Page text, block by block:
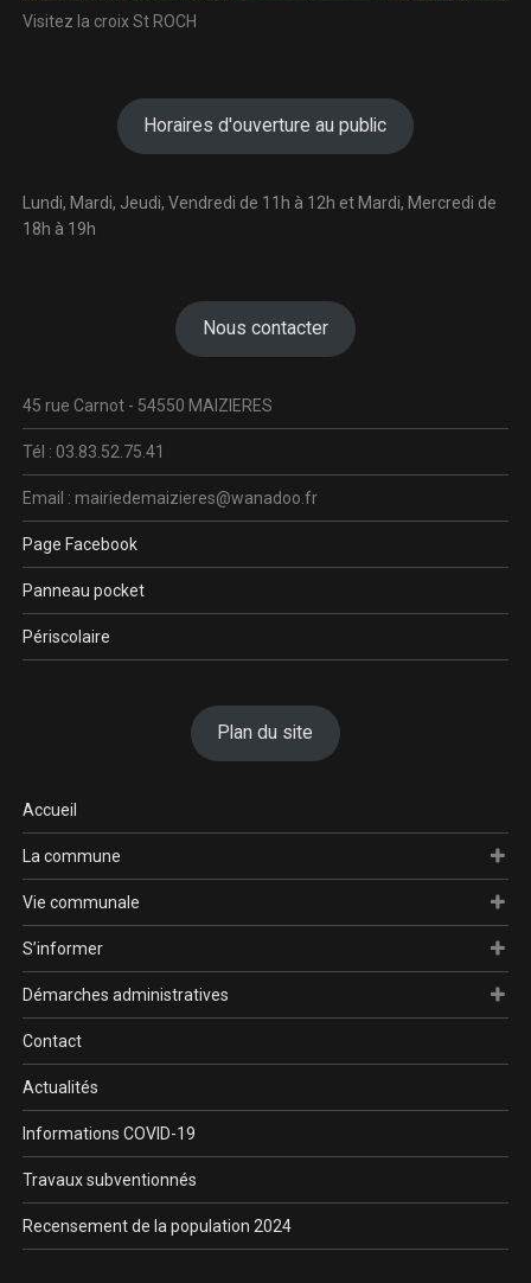
Visitez la croix St ROCH
Horaires d'ouverture au public
Lundi, Mardi, Jeudi, Vendredi de 11h à 12h et Mardi, Mercredi de
18h à 19h
Nous contacter
45 rue Carnot - 54550 MAIZIERES
Tél : 03.83.52.75.41
Email : mairiedemaizieres@wanadoo.fr
Page Facebook
Panneau pocket
Périscolaire
Plan du site
Accueil
La commune
Vie communale
S’informer
Démarches administratives
Contact
Actualités
Informations COVID-19
Travaux subventionnés
Recensement de la population 2024